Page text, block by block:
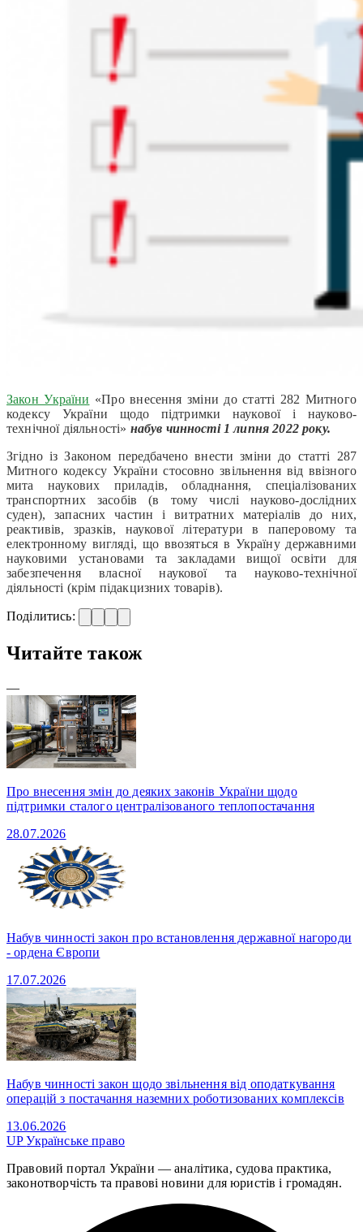
Закон України «Про внесення зміни до статті 282 Митного
кодексу України щодо підтримки наукової і науково-
технічної діяльності» набув чинності 1 липня 2022 року.
Згідно із Законом передбачено внести зміни до статті 287
Митного кодексу України стосовно звільнення від ввізного
мита наукових приладів, обладнання, спеціалізованих
транспортних засобів (в тому числі науково-дослідних
суден), запасних частин і витратних матеріалів до них,
реактивів, зразків, наукової літератури в паперовому та
електронному вигляді, що ввозяться в Україну державними
науковими установами та закладами вищої освіти для
забезпечення власної наукової та науково-технічної
діяльності (крім підакцизних товарів).
Поділитись:
Читайте також
—
Про внесення змін до деяких законів України щодо
підтримки сталого централізованого теплопостачання
28.07.2026
Набув чинності закон про встановлення державної нагороди
- ордена Європи
17.07.2026
Набув чинності закон щодо звільнення від оподаткування
операцій з постачання наземних роботизованих комплексів
13.06.2026
UPУкраїнське право
Правовий портал України — аналітика, судова практика,
законотворчість та правові новини для юристів і громадян.